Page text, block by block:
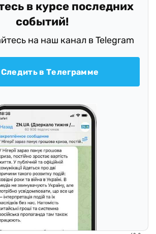
в курсе последних
событий!
на наш канал в Telegram
Следить в Телеграмме